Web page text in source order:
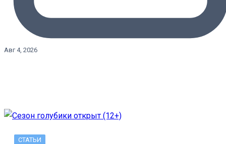
Авг 4, 2026
СТАТЬИ